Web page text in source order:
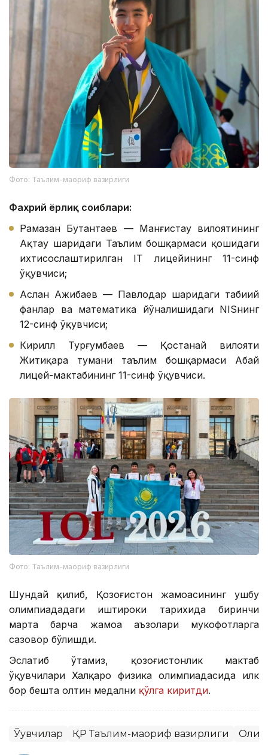
Фото: Таълим-маориф вазирлиги
Фахрий ёрлиқ соҳиблари:
Рамазан Бутантаев — Манғистау вилоятининг
Ақтау шаҳридаги Таълим бошқармаси қошидаги
ихтисослаштирилган IТ лицейининг 11-синф
ўқувчиси;
Аслан Ажибаев — Павлодар шаҳридаги табиий
фанлар ва математика йўналишидаги NISнинг
12-синф ўқувчиси;
Кирилл Турғумбаев — Қостанай вилояти
Житиқара тумани таълим бошқармаси Абай
лицей-мактабининг 11-синф ўқувчиси.
Фото: Таълим-маориф вазирлиги
Шундай қилиб, Қозоғистон жамоасининг ушбу
олимпиададаги иштироки тарихида биринчи
марта барча жамоа аъзолари мукофотларга
сазовор бўлишди.
Эслатиб ўтамиз, қозоғистонлик мактаб
ўқувчилари Халқаро физика олимпиадасида илк
бор бешта олтин медални қўлга киритди.
Ўқувчилар ҚР Таълим-маориф вазирлиги